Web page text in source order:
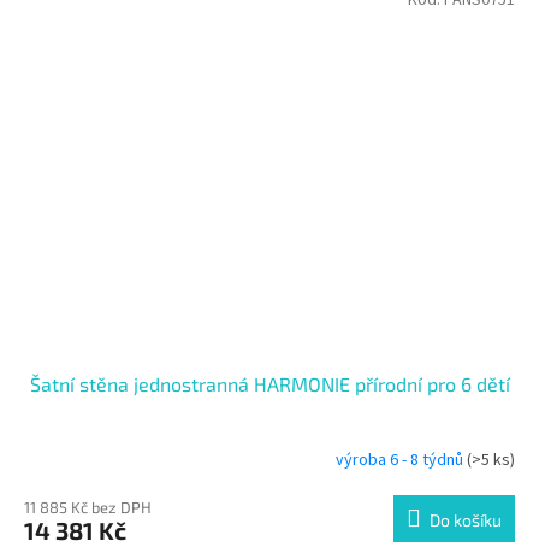
Šatní stěna jednostranná HARMONIE přírodní pro 6 dětí
výroba 6 - 8 týdnů (>5 ks)
11 885 Kč bez DPH
14 381 Kč Do košíku